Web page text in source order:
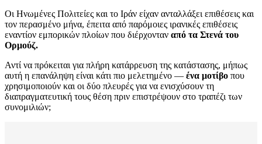
Οι Ηνωμένες Πολιτείες και το Ιράν είχαν ανταλλάξει επιθέσεις και
τον περασμένο μήνα, έπειτα από παρόμοιες ιρανικές επιθέσεις
εναντίον εμπορικών πλοίων που διέρχονταν από τα Στενά του
Ορμούζ.
Αντί να πρόκειται για πλήρη κατάρρευση της κατάστασης, μήπως
αυτή η επανάληψη είναι κάτι πιο μελετημένο — ένα μοτίβο που
χρησιμοποιούν και οι δύο πλευρές για να ενισχύσουν τη
διαπραγματευτική τους θέση πριν επιστρέψουν στο τραπέζι των
συνομιλιών;